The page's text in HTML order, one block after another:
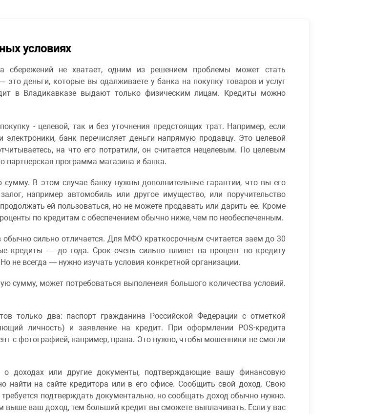
условиях
сбережений не хватает, одним из решением проблемы может стать
это деньги, которые вы одалживаете у банка на покупку товаров и услуг
в Владикавказе выдают только физическим лицам. Кредиты можно
- целевой, так и без уточнения предстоящих трат. Например, если
банк перечисляет деньги напрямую продавцу. Это целевой
на что его потратили, он считается нецелевым. По целевым
партнерская программа магазина и банка.
В этом случае банку нужны дополнительные гарантии, что вы его
например автомобиль или другое имущество, или поручительство
ей пользоваться, но не можете продавать или дарить ее. Кроме
по кредитам с обеспечением обычно ниже, чем по необеспеченным.
сильно отличается. Для МФО краткосрочным считается заем до 30
кредиты — до года. Срок очень сильно влияет на процент по кредиту
не всегда — нужно изучать условия конкретной организации.
сумму, может потребоваться выполенеия большого количества условий.
только два: паспорт гражданина Российской Федерации с отметкой
личность) и заявление на кредит. При оформлении POS-кредита
с фотографией, например, права. Это нужно, чтобы мошенники не смогли
о доходах или другие документы, подтверждающие вашу финансовую
найти на сайте кредитора или в его офисе. Сообщить свой доход. Свою
подтверждать документально, но сообщать доход обычно нужно.
выше ваш доход, тем больший кредит вы сможете выплачивать. Если у вас